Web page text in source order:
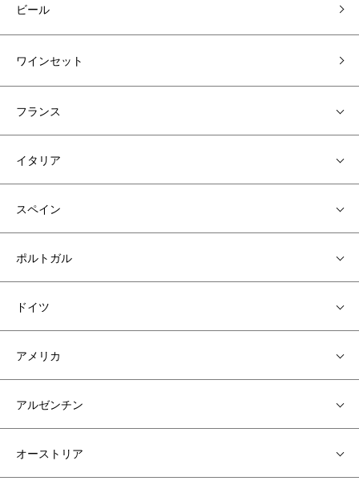
ビール
ワインセット
フランス
イタリア
スペイン
ポルトガル
ドイツ
アメリカ
アルゼンチン
オーストリア